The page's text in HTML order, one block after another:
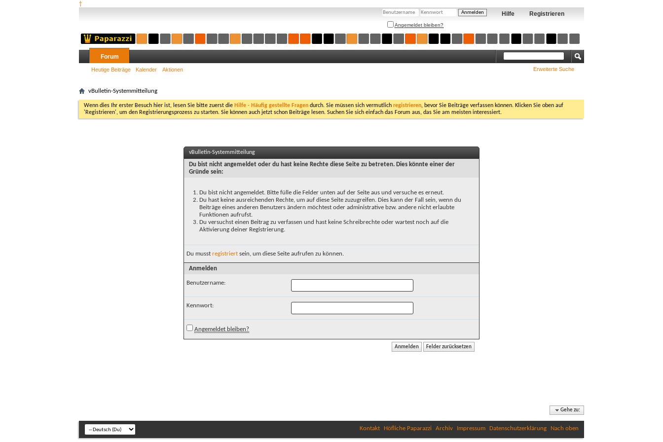
†
Registrieren
Hilfe
Angemeldet bleiben?
Forum
Heutige Beiträge Kalender Aktionen Erweiterte Suche
vBulletin-Systemmitteilung
Wenn dies Ihr erster Besuch hier ist, lesen Sie bitte zuerst die Hilfe - Häufig gestellte Fragen durch. Sie müssen sich vermutlich registrieren, bevor Sie Beiträge verfassen können. Klicken Sie oben auf
'Registrieren', um den Registrierungsprozess zu starten. Sie können auch jetzt schon Beiträge lesen. Suchen Sie sich einfach das Forum aus, das Sie am meisten interessiert.
vBulletin-Systemmitteilung
Du bist nicht angemeldet oder du hast keine Rechte diese Seite zu betreten. Dies könnte einer der
Gründe sein:
Du bist nicht angemeldet. Bitte fülle die Felder unten auf der Seite aus und versuche es erneut.
Du hast keine ausreichenden Rechte, um auf diese Seite zuzugreifen. Dies kann der Fall sein, wenn du
Beiträge eines anderen Benutzers ändern möchtest oder administrative bzw. andere nicht erlaubte
Funktionen aufrufst.
Du versuchst einen Beitrag zu verfassen und hast keine Schreibrechte oder wartest noch auf die
Aktivierung deiner Registrierung.
Du musst registriert sein, um diese Seite aufrufen zu können.
Anmelden
Benutzername:
Kennwort:
Angemeldet bleiben?
Gehe zu:
Kontakt Höfliche Paparazzi Archiv Impressum Datenschutzerklärung Nach oben